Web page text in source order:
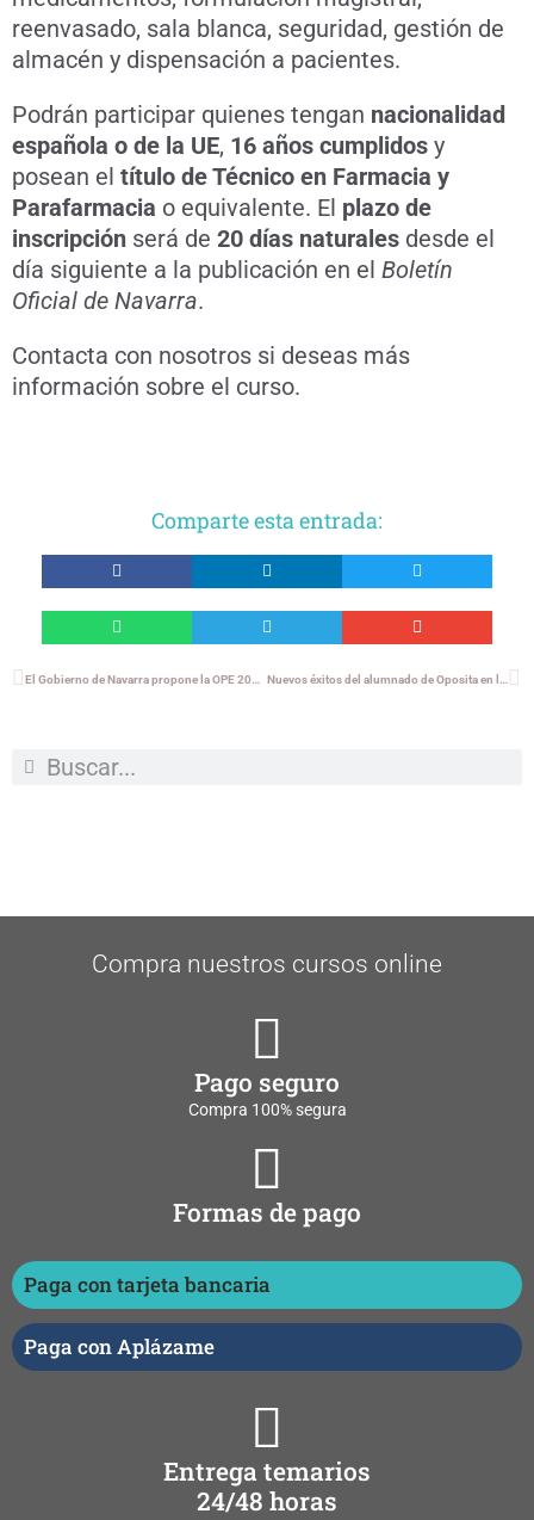
reenvasado, sala blanca, seguridad, gestión de
almacén y dispensación a pacientes.
Podrán participar quienes tengan nacionalidad
española o de la UE, 16 años cumplidos y
posean el título de Técnico en Farmacia y
Parafarmacia o equivalente. El plazo de
inscripción será de 20 días naturales desde el
día siguiente a la publicación en el Boletín
Oficial de Navarra.
Contacta con nosotros si deseas más
información sobre el curso.
Comparte esta entrada:
El Gobierno de Navarra propone la OPE 2025 con 578 nuevas plazas en Administración y Salud Nuevos éxitos del alumnado de Oposita en las últimas oposiciones del Gobierno de Navarra
Compra nuestros cursos online
Pago seguro
Compra 100% segura
Formas de pago
Paga con tarjeta bancaria
Paga con Aplázame
Entrega temarios
24/48 horas